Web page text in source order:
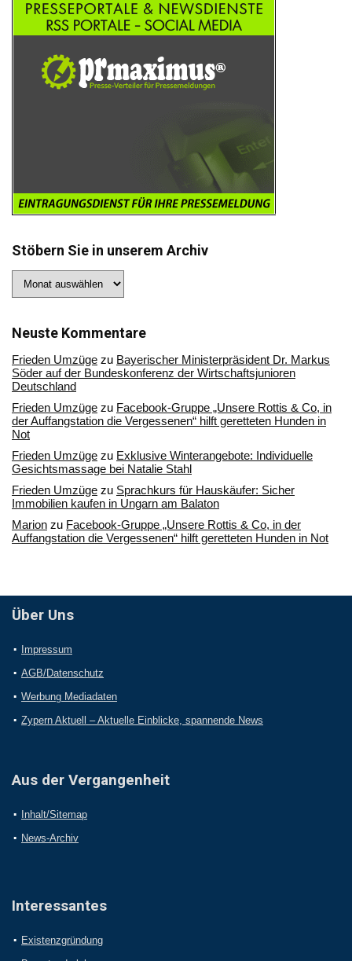
Stöbern Sie in unserem Archiv
Sie
Archiv
Neuste Kommentare
Frieden Umzüge zu Bayerischer Ministerpräsident Dr. Markus
Söder auf der Bundeskonferenz der Wirtschaftsjunioren
Deutschland
Frieden Umzüge zu Facebook-Gruppe „Unsere Rottis & Co, in
der Auffangstation die Vergessenen“ hilft geretteten Hunden in
Not
Frieden Umzüge zu Exklusive Winterangebote: Individuelle
Gesichtsmassage bei Natalie Stahl
Frieden Umzüge zu Sprachkurs für Hauskäufer: Sicher
Immobilien kaufen in Ungarn am Balaton
Marion zu Facebook-Gruppe „Unsere Rottis & Co, in der
Auffangstation die Vergessenen“ hilft geretteten Hunden in Not
Über Uns
Impressum
AGB/Datenschutz
Werbung Mediadaten
Zypern Aktuell – Aktuelle Einblicke, spannende News
Aus der Vergangenheit
Inhalt/Sitemap
News-Archiv
Interessantes
Existenzgründung